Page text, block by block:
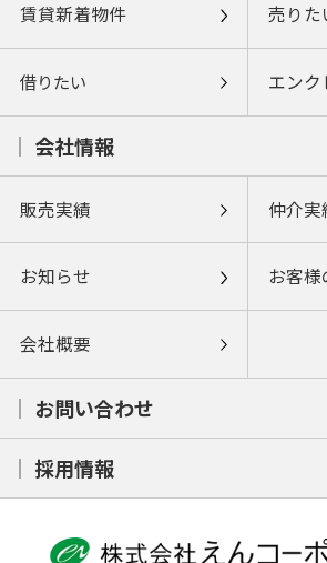
賃貸新着物件 売りた
借りたい エンク
会社情報
販売実績 仲介実
お知らせ お客様
会社概要
お問い合わせ
採用情報